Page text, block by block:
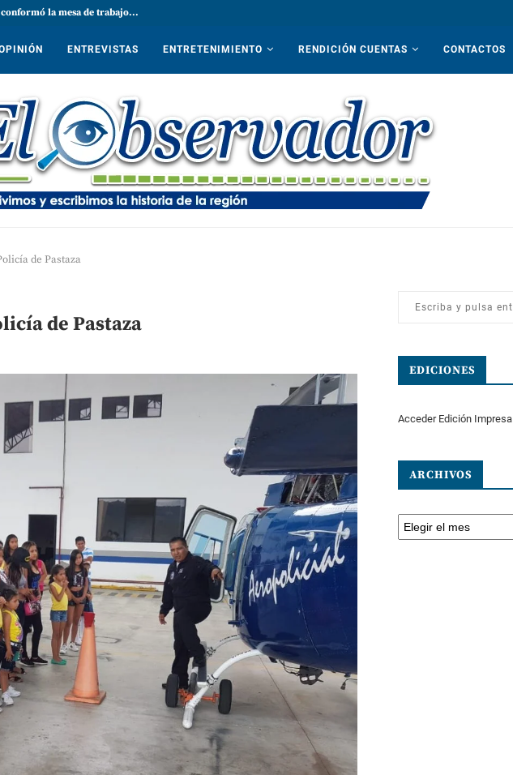
conformó la mesa de trabajo...
ENTREVISTAS ENTRETENIMIENTO RENDICIÓN CUENTAS CONTACTOS
de Pastaza
de Pastaza
EDICIONES
Acceder Edición Impresa
ARCHIVOS